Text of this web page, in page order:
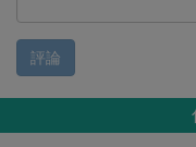
評論